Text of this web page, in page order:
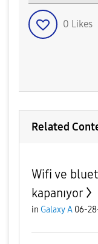
0 Likes
Related
Wifi ve
kapanıyor
in Galaxy A 06-